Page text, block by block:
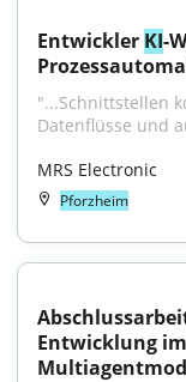
Entwickler KI-
"...Schnittstellen
Datenflüsse und
MRS Electronic
Pforzheim
Entwicklung